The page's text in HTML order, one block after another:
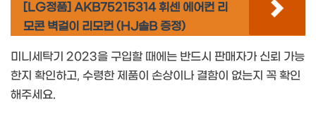
[LG정품] AKB75215314 휘센 에어컨 리
모콘 벽걸이 리모컨 (HJ솔B 증정)
미니세탁기 2023을 구입할 때에는 반드시 판매자가 신뢰 가능
한지 확인하고, 수령한 제품이 손상이나 결함이 없는지 꼭 확인
해주세요.